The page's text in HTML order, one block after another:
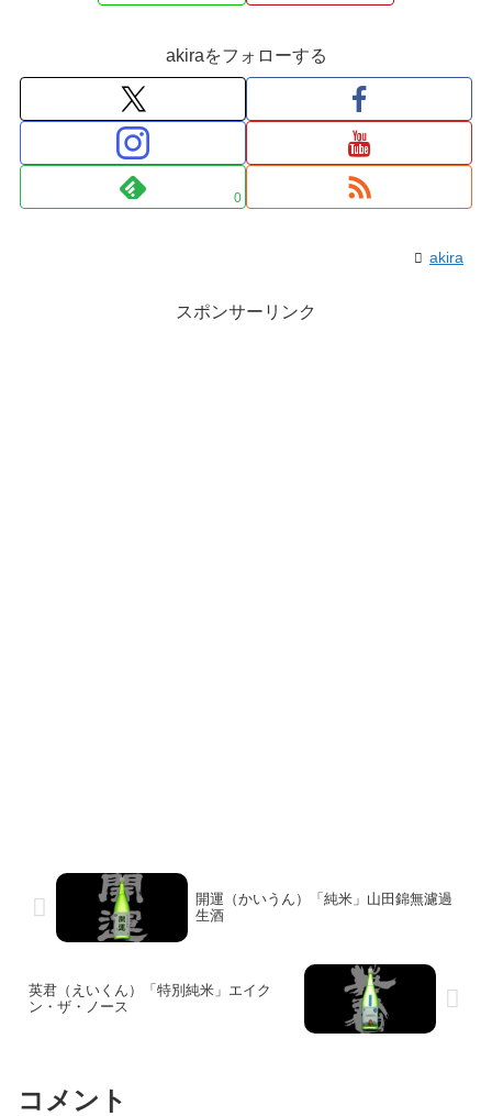
akiraをフォローする
0
akira
スポンサーリンク
開運（かいうん）「純米」山田錦無濾過
生酒
英君（えいくん）「特別純米」エイク
ン・ザ・ノース
コメント